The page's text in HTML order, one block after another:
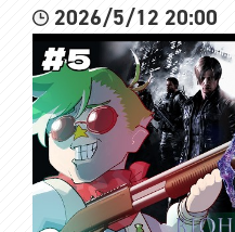
2026/5/12 20:00